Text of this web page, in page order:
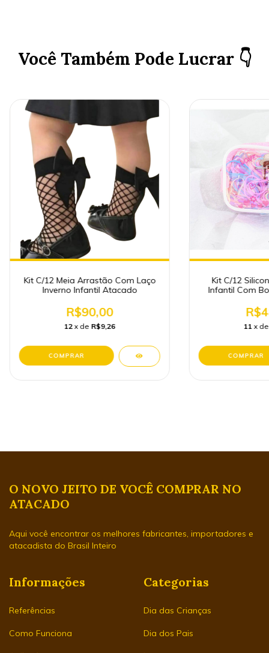
Você Também Pode Lucrar 👇
Kit C/12 Meia Arrastão Com Laço
Inverno Infantil Atacado
R$90,00
12 x de R$9,26
Kit C/12
Infantil Com
11 x
O NOVO JEITO DE VOCÊ COMPRAR NO
ATACADO
Aqui você encontrar os melhores fabricantes, importadores e
atacadista do Brasil Inteiro
Informações
Referências
Como Funciona
Categorias
Dia das Crianças
Dia dos Pais